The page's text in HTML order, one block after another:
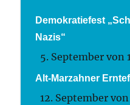
Demokratiefest
Nazis“
5. September von
Alt-Marzahner
12. September